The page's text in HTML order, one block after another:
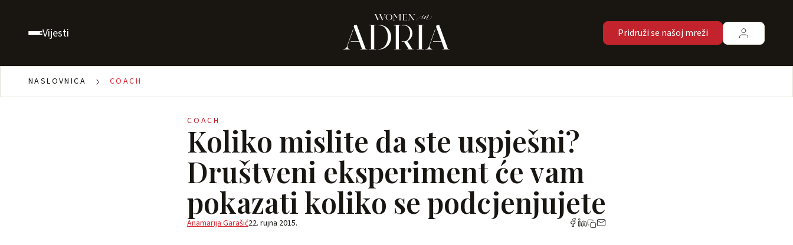
Vijesti Pridruži se našoj mreži
NASLOVNICA COACH
COACH
Koliko mislite da ste uspješni?
Društveni eksperiment će vam
pokazati koliko se podcjenjujete
Anamarija Garašić22. rujna 2015.